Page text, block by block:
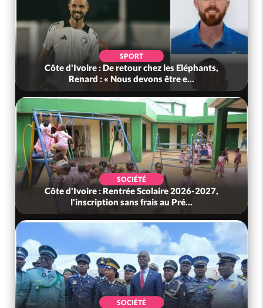
SPORT
Côte d'Ivoire : De retour chez les Eléphants,
Renard : « Nous devons être e...
SOCIÉTÉ
Côte d'Ivoire : Rentrée Scolaire 2026-2027,
l'inscription sans frais au Pré...
SOCIÉTÉ